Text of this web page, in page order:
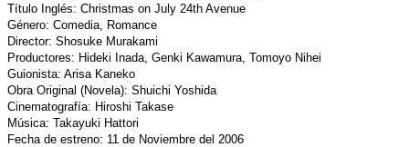
Título Inglés: Christmas on July 24th Avenue
Género: Comedia, Romance
Director: Shosuke Murakami
Productores: Hideki Inada, Genki Kawamura, Tomoyo Nihei
Guionista: Arisa Kaneko
Obra Original (Novela): Shuichi Yoshida
Cinematografía: Hiroshi Takase
Música: Takayuki Hattori
Fecha de estreno: 11 de Noviembre del 2006